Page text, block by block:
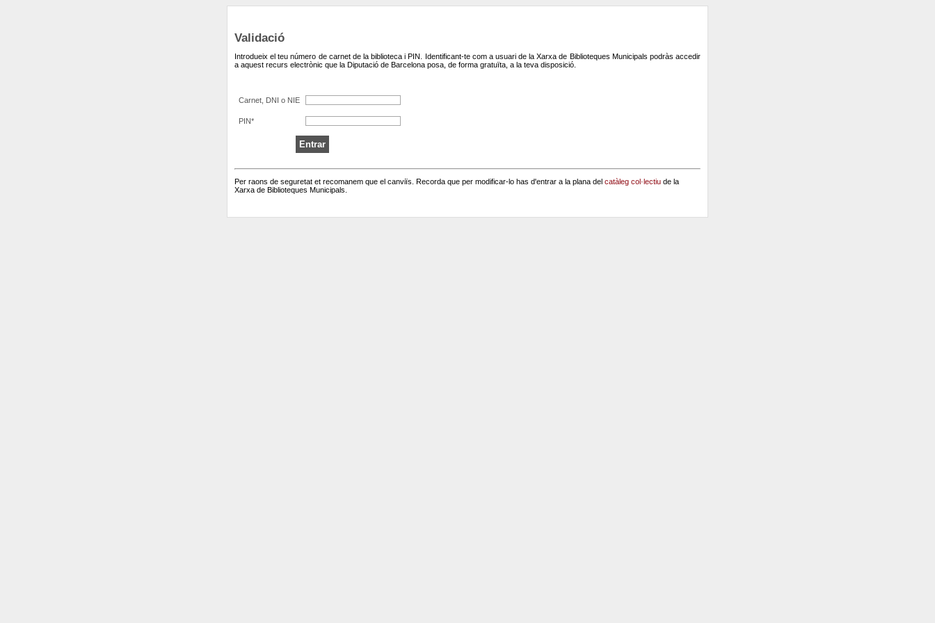
Validació
Introdueix el teu número de carnet de la biblioteca i PIN. Identificant-te com a usuari de la Xarxa de Biblioteques Municipals podràs accedir
a aquest recurs electrònic que la Diputació de Barcelona posa, de forma gratuïta, a la teva disposició.
Carnet, DNI o NIE
PIN*
Per raons de seguretat et recomanem que el canviïs. Recorda que per modificar-lo has d'entrar a la plana del catàleg col·lectiu de la
Xarxa de Biblioteques Municipals.